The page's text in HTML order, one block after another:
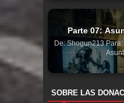
Parte 07:
De: Shogun213
SOBRE LAS